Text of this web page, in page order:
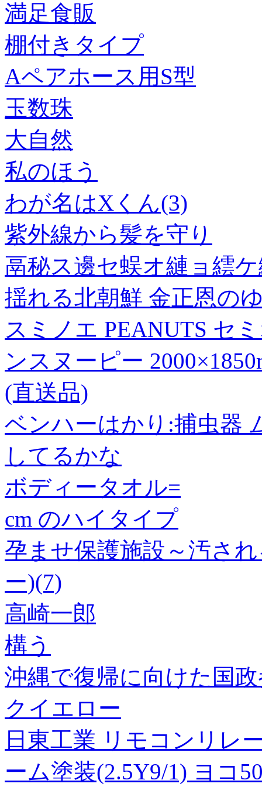
満足食販
棚付きタイプ
Aペアホース用S型
玉数珠
大自然
私のほう
わが名はXくん(3)
紫外線から髪を守り
鬲秘ス邊セ蜈オ縺ョ繧
揺れる北朝鮮 金正恩の
スミノエ PEANUTS セ
ンスヌーピー
(直送品)
ベンハーはかり:捕虫器
してるかな
ボディータオル=
cm のハイタイプ
孕ませ保護施設～汚さ
ー)(7)
高崎一郎
構う
沖縄で復帰に向けた国
クイエロー
日東工業 リモコンリレ
ーム塗装(2.5Y9/1) ヨコ